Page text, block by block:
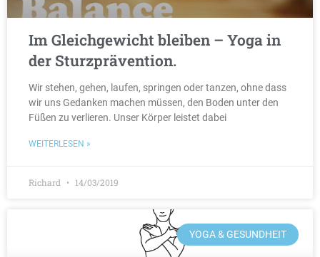
Im Gleichgewicht bleiben – Yoga in
der Sturzprävention.
Wir stehen, gehen, laufen, springen oder tanzen, ohne dass
wir uns Gedanken machen müssen, den Boden unter den
Füßen zu verlieren. Unser Körper leistet dabei
WEITERLESEN »
Richard 14/03/2019
YOGA & GESUNDHEIT